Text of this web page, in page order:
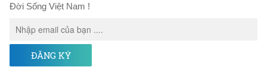
Đời Sống Việt Nam !
ĐĂNG KÝ